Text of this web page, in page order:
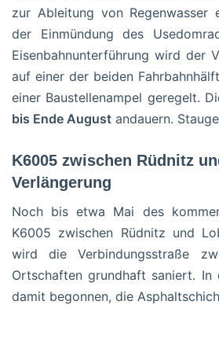
zur Ableitung von Regenwasser
der Einmündung des
Eisenbahnunterführung wird der
auf einer der beiden
einer Baustellenampel geregelt.
bis Ende August andauern.
K6005 zwischen Rüdnitz
Verlängerung
Noch bis etwa Mai des
K6005 zwischen Rüdnitz und
wird die Verbindungsstraße
Ortschaften grundhaft saniert. In
damit begonnen, die